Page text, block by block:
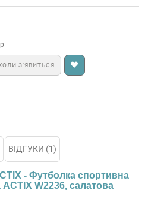
З’ЯВИТЬСЯ
ВІДГУКИ (1)
- Футболка спортивна
ACTIX W2236, салатова